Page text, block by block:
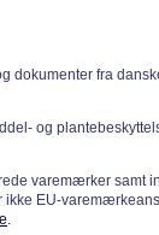
dokumenter fra
og
varemærker samt
EU-
.